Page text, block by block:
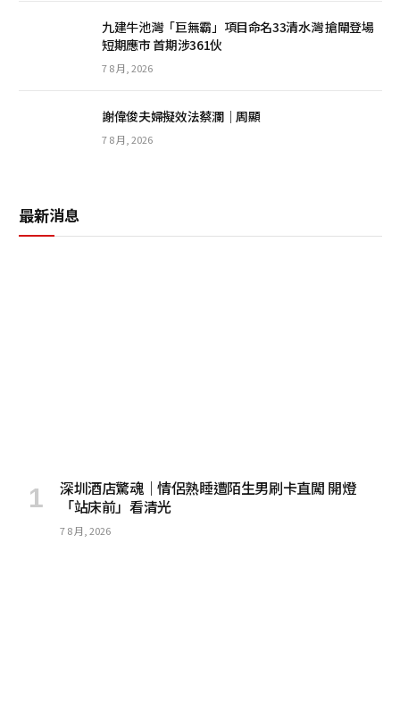
九建牛池灣「巨無霸」項目命名33清水灣 搶閘登場
短期應市 首期涉361伙
7 8 月, 2026
謝偉俊夫婦擬效法蔡瀾｜周顯
7 8 月, 2026
最新消息
深圳酒店驚魂｜情侶熟睡遭陌生男刷卡直闖 開燈
「站床前」看清光
7 8 月, 2026